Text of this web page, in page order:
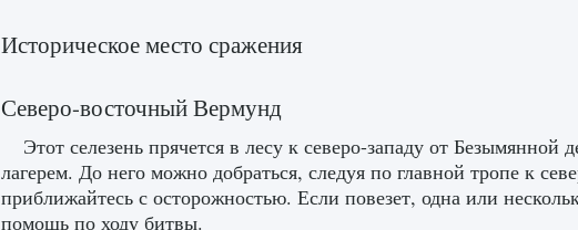
Историческое место сражения
Северо-восточный Вермунд
Этот селезень прячется в лесу к северо-западу от
лагерем. До него можно добраться, следуя по главной тропе к
приближайтесь с осторожностью. Если повезет, одна или
помощь по ходу битвы.